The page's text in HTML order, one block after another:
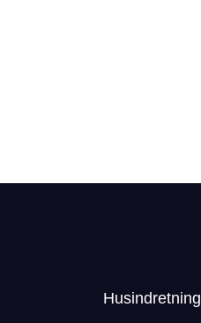
Husindretning